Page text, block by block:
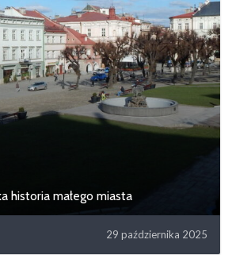
historia małego miasta
29 października 2025